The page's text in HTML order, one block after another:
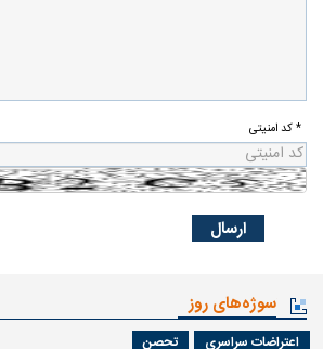
* کد امنیتی
سوژه‌های روز
اعتراضات سراسری تحصن